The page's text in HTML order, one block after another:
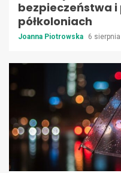
bezpieczeństwa
półkoloniach
Joanna Piotrowska 6